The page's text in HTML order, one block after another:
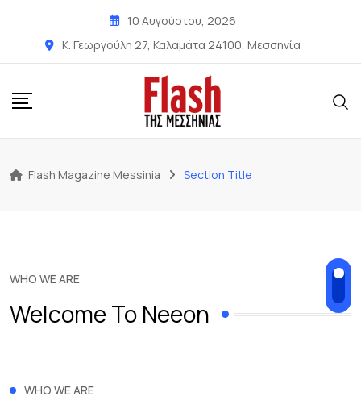
10 Αυγούστου, 2026
Κ. Γεωργούλη 27, Καλαμάτα 24100, Μεσσηνία
Flash Magazine Messinia Section Title
WHO WE ARE
Welcome To Neeon
WHO WE ARE